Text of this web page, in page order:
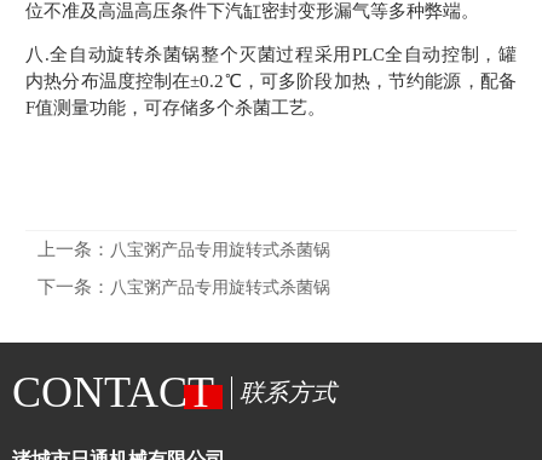
位不准及高温高压条件下汽缸密封变形漏气等多种弊端。
八.全自动旋转杀菌锅整个灭菌过程采用PLC全自动控制，罐
内热分布温度控制在±0.2℃，可多阶段加热，节约能源，配备
F值测量功能，可存储多个杀菌工艺。
上一条： 八宝粥产品专用旋转式杀菌锅
下一条： 八宝粥产品专用旋转式杀菌锅
CONTACT 联系方式